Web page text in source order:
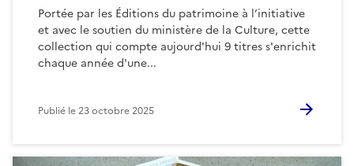
Portée par les Éditions du patrimoine à l’initiative
et avec le soutien du ministère de la Culture, cette
collection qui compte aujourd'hui 9 titres s'enrichit
chaque année d'une...
Publié le23 octobre 2025